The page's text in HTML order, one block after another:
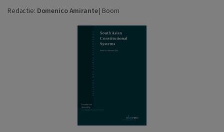
Redactie: Domenico Amirante| Boom